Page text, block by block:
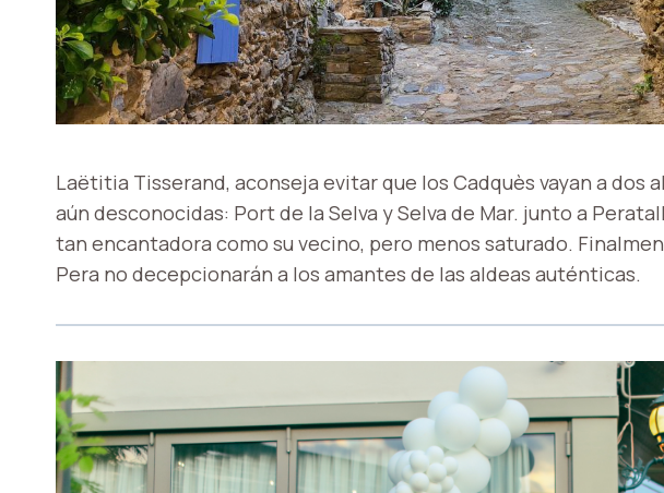
Laëtitia Tisserand, aconseja evitar que los Cadquès vayan a dos
aún desconocidas: Port de la Selva y Selva de Mar. junto a
tan encantadora como su vecino, pero menos saturado.
Pera no decepcionarán a los amantes de las aldeas auténticas.